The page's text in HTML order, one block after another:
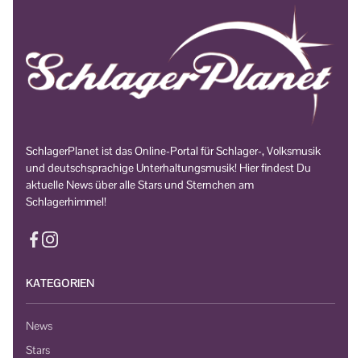
SchlagerPlanet ist das Online-Portal für Schlager-, Volksmusik
und deutschsprachige Unterhaltungsmusik! Hier findest Du
aktuelle News über alle Stars und Sternchen am
Schlagerhimmel!
KATEGORIEN
News
Stars